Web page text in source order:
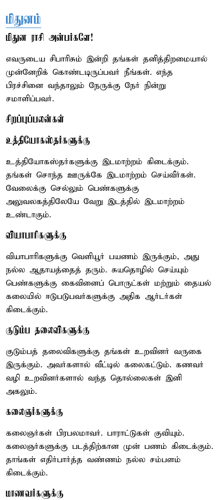
மிதுனம்
மிதுன ராசி அன்பர்களே!
எவருடைய சிபாரிசும் இன்றி தங்கள் தனித்திறமையால்
முன்னேறிக் கொண்டடிருப்பவர் நீங்கள். எந்த
பிரச்சினை வந்தாலும் நேருக்கு நேர் நின்று
சமாளிப்பவர்.
சிறப்புப்பலன்கள்
உத்தியோகஸ்தர்களுக்கு
உத்தியோகஸ்தர்களுக்கு இடமாற்றம் கிடைக்கும்.
தங்கள் சொந்த ஊருக்கே இடமாற்றம் செய்வீர்கள்.
வேலைக்கு செல்லும் பெண்களுக்கு
அலுவலகத்திலேயே வேறு இடத்தில் இடமாற்றம்
உண்டாகும்.
வியாபாரிகளுக்கு
வியாபாரிகளுக்கு வெளியூர் பயணம் இருக்கும், அது
நல்ல ஆதாயத்தைத் தரும். சுயதொழில் செய்யும்
பெண்களுக்கு கைவினைப் பொருட்கள் மற்றும் தையல்
கலையில் ஈடுபடுபவர்களுக்கு அதிக ஆர்டர்கள்
கிடைக்கும்.
குடும்ப தலைவிகளுக்கு
குடும்பத் தலைவிகளுக்கு தங்கள் உறவினர் வருகை
இருக்கும். அவர்களால் வீட்டில் கலைகட்டும். கணவர்
வழி உறவினர்களால் வந்த தொல்லைகள் இனி
அகலும்.
கலைஞர்களுக்கு
கலைஞர்கள் பிரபலமாவர். பாராட்டுகள் குவியும்.
கலைஞர்களுக்கு படத்திற்கான முன் பணம் கிடைக்கும்.
தாங்கள் எதிர்பார்த்த வண்ணம் நல்ல சம்பளம்
கிடைக்கும்.
மாணவர்களுக்கு